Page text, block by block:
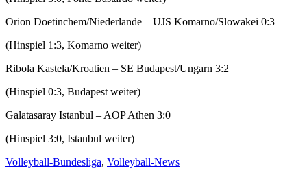
Orion Doetinchem/Niederlande – UJS Komarno/Slowakei 0:3
(Hinspiel 1:3, Komarno weiter)
Ribola Kastela/Kroatien – SE Budapest/Ungarn 3:2
(Hinspiel 0:3, Budapest weiter)
Galatasaray Istanbul – AOP Athen 3:0
(Hinspiel 3:0, Istanbul weiter)
Volleyball-Bundesliga, Volleyball-News